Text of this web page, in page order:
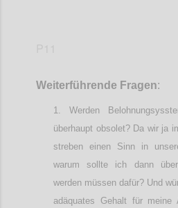
Weiterführende Fragen:
Werden
überhaupt obsolet? Da wir ja
streben einen Sinn in
warum sollte ich dann
werden müssen dafür? Und
adäquates Gehalt für meine